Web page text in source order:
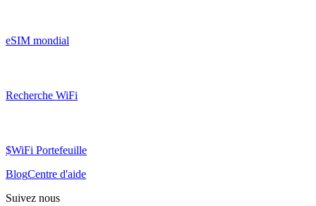
eSIM mondial
Recherche WiFi
$WiFi Portefeuille
BlogCentre d'aide
Suivez nous